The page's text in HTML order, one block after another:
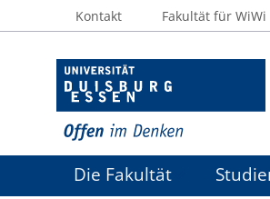
Kontakt Fakultät für WiWi
Die Fakultät